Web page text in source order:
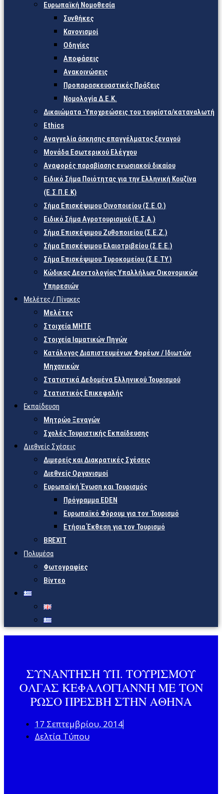
Ευρωπαϊκή Νομοθεσία
Συνθήκες
Κανονισμοί
Οδηγίες
Αποφάσεις
Ανακοινώσεις
Προπαρασκευαστικές Πράξεις
Νομολογία Δ.Ε.Κ.
Δικαιώματα -Υποχρεώσεις του τουρίστα/καταναλωτή
Ethics
Αναγγελία άσκησης επαγγέλματος ξεναγού
Μονάδα Εσωτερικού Ελέγχου
Αναφορές παραβίασης ενωσιακού δικαίου
Ειδικό Σήμα Ποιότητας για την Ελληνική Κουζίνα
(Ε.Σ.Π.Ε.Κ)
Σήμα Επισκέψιμου Οινοποιείου (Σ.Ε.Ο.)
Ειδικό Σήμα Αγροτουρισμού (Ε.Σ.Α.)
Σήμα Επισκέψιμου Ζυθοποιείου (Σ.Ε.Ζ.)
Σήμα Επισκέψιμου Ελαιοτριβείου (Σ.Ε.Ε.)
Σήμα Επισκέψιμου Τυροκομείου (Σ.Ε.TY.)
Κώδικας Δεοντολογίας Υπαλλήλων Οικονομικών
Υπηρεσιών
Μελέτες / Πίνακες
Μελέτες
Στοιχεία ΜΗΤΕ
Στοιχεία Ιαματικών Πηγών
Κατάλογος Διαπιστευμένων Φορέων / Ιδιωτών
Μηχανικών
Στατιστικά Δεδομένα Ελληνικού Τουρισμού
Στατιστικός Επικεφαλής
Εκπαίδευση
Μητρώο Ξεναγών
Σχολές Τουριστικής Εκπαίδευσης
Διεθνείς Σχέσεις
Διμερείς και Διακρατικές Σχέσεις
Διεθνείς Οργανισμοί
Ευρωπαϊκή Ένωση και Τουρισμός
Πρόγραμμα EDEN
Ευρωπαϊκό Φόρουμ για τον Τουρισμό
Ετήσια Έκθεση για τον Τουρισμό
BREXIT
Πολυμέσα
Φωτογραφίες
Βίντεο
ΣΥΝΑΝΤΗΣΗ ΥΠ. ΤΟΥΡΙΣΜΟΥ
ΟΛΓΑΣ ΚΕΦΑΛΟΓΙΑΝΝΗ ΜΕ ΤΟΝ
ΡΩΣΟ ΠΡΕΣΒΗ ΣΤΗΝ ΑΘΗΝΑ
17 Σεπτεμβρίου, 2014
Δελτία Τύπου